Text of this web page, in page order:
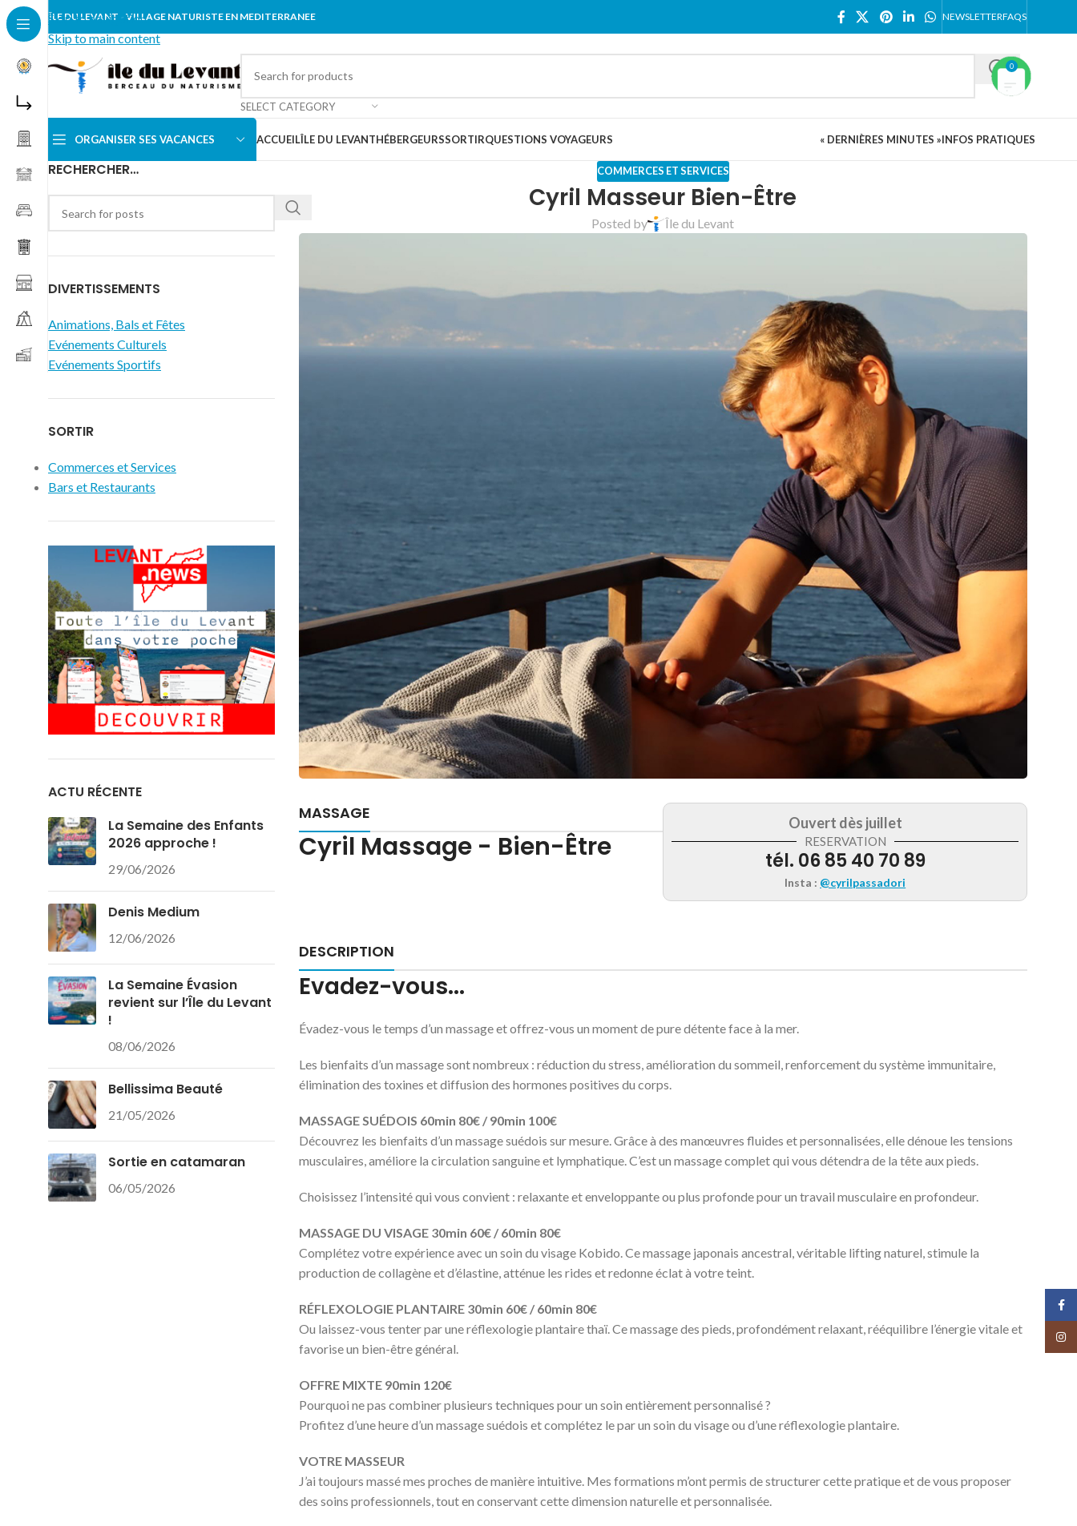
Skip to navigation
Skip to main content
ÎLE DU LEVANT - VILLAGE NATURISTE EN MEDITERRANEE NEWSLETTERFAQS
SELECT CATEGORY
0
ORGANISER SES VACANCES ACCUEILÎLE DU LEVANTHÉBERGEURSSORTIRQUESTIONS VOYAGEURS « DERNIÈRES MINUTES »INFOS PRATIQUES
RECHERCHER…
DIVERTISSEMENTS
Animations, Bals et Fêtes
Evénements Culturels
Evénements Sportifs
SORTIR
Commerces et Services
Bars et Restaurants
ACTU RÉCENTE
La Semaine des Enfants
2026 approche !
29/06/2026
Denis Medium
12/06/2026
La Semaine Évasion
revient sur l’Île du Levant
!
08/06/2026
Bellissima Beauté
21/05/2026
Sortie en catamaran
06/05/2026
COMMERCES ET SERVICES
Cyril Masseur Bien-Être
Posted by Île du Levant
MASSAGE
Cyril Massage - Bien-Être
Ouvert dès juillet
RESERVATION
tél. 06 85 40 70 89
Insta : @cyrilpassadori
DESCRIPTION
Evadez-vous...
Évadez-vous le temps d’un massage et offrez-vous un moment de pure détente face à la mer.
Les bienfaits d’un massage sont nombreux : réduction du stress, amélioration du sommeil, renforcement du système immunitaire,
élimination des toxines et diffusion des hormones positives du corps.
MASSAGE SUÉDOIS 60min 80€ / 90min 100€
Découvrez les bienfaits d’un massage suédois sur mesure. Grâce à des manœuvres fluides et personnalisées, elle dénoue les tensions
musculaires, améliore la circulation sanguine et lymphatique. C’est un massage complet qui vous détendra de la tête aux pieds.
Choisissez l’intensité qui vous convient : relaxante et enveloppante ou plus profonde pour un travail musculaire en profondeur.
MASSAGE DU VISAGE 30min 60€ / 60min 80€
Complétez votre expérience avec un soin du visage Kobido. Ce massage japonais ancestral, véritable lifting naturel, stimule la
production de collagène et d’élastine, atténue les rides et redonne éclat à votre teint.
RÉFLEXOLOGIE PLANTAIRE 30min 60€ / 60min 80€
Ou laissez-vous tenter par une réflexologie plantaire thaï. Ce massage des pieds, profondément relaxant, rééquilibre l’énergie vitale et
favorise un bien-être général.
OFFRE MIXTE 90min 120€
Pourquoi ne pas combiner plusieurs techniques pour un soin entièrement personnalisé ?
Profitez d’une heure d’un massage suédois et complétez le par un soin du visage ou d’une réflexologie plantaire.
VOTRE MASSEUR
J’ai toujours massé mes proches de manière intuitive. Mes formations m’ont permis de structurer cette pratique et de vous proposer
des soins professionnels, tout en conservant cette dimension naturelle et personnalisée.